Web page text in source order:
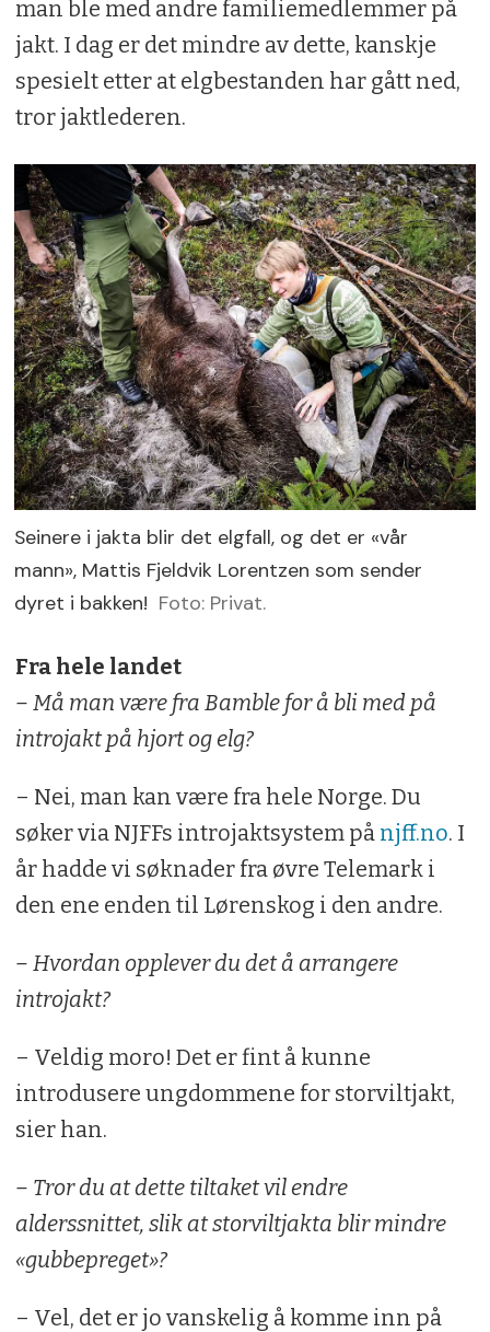
man ble med andre familiemedlemmer på
jakt. I dag er det mindre av dette, kanskje
spesielt etter at elgbestanden har gått ned,
tror jaktlederen.
Seinere i jakta blir det elgfall, og det er «vår
mann», Mattis Fjeldvik Lorentzen som sender
dyret i bakken! Foto: Privat.
Fra hele landet
– Må man være fra Bamble for å bli med på
introjakt på hjort og elg?
– Nei, man kan være fra hele Norge. Du
søker via NJFFs introjaktsystem på njff.no. I
år hadde vi søknader fra øvre Telemark i
den ene enden til Lørenskog i den andre.
– Hvordan opplever du det å arrangere
introjakt?
– Veldig moro! Det er fint å kunne
introdusere ungdommene for storviltjakt,
sier han.
– Tror du at dette tiltaket vil endre
alderssnittet, slik at storviltjakta blir mindre
«gubbepreget»?
– Vel, det er jo vanskelig å komme inn på